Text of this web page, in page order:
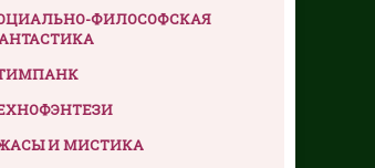
ФИЛОСОФСКАЯ
И МИСТИКА